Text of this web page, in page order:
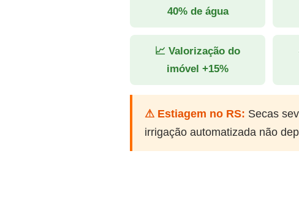
40% de água
📈 Valorização do
imóvel +15%
⚠ Estiagem no RS: Secas
irrigação automatizada não